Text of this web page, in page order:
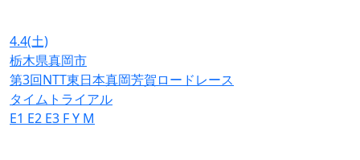
4.4(土)
栃木県真岡市
第3回NTT東日本真岡芳賀ロードレース
タイムトライアル
E1 E2 E3 FY M